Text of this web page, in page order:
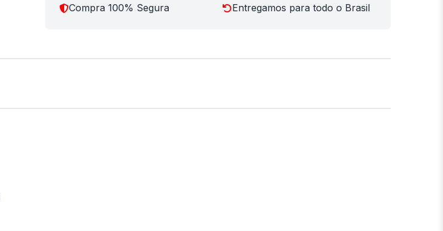
Compra 100% Segura Entregamos para todo o Brasil